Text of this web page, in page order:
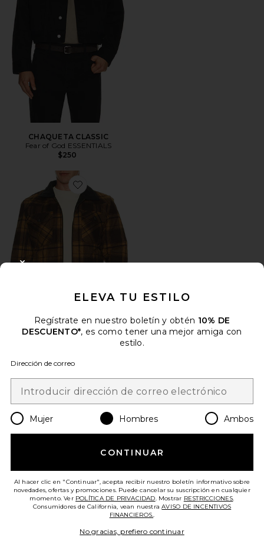
CHAQUETA CLASSIC
Fear of God ESSENTIALS
$250
Favorite CHAQUETA REVERSIBLE VERSLAB
Iron & Resin
$81 Previous price:
$269
ELEVA TU ESTILO
Regístrate en nuestro boletín y obtén 10% DE
DESCUENTO*, es como tener una mejor amiga con
estilo.
Dirección de correo
Mujer Hombres Ambos
CONTINUAR
Al hacer clic en "Continuar", acepta recibir nuestro boletín informativo sobre
novedades, ofertas y promociones. Puede cancelar su suscripción en cualquier
momento. Ver POLÍTICA DE PRIVACIDAD. Mostrar RESTRICCIONES.
Consumidores de California, vean nuestraAVISO DE INCENTIVOS
FINANCIEROS..
No gracias, prefiero continuar